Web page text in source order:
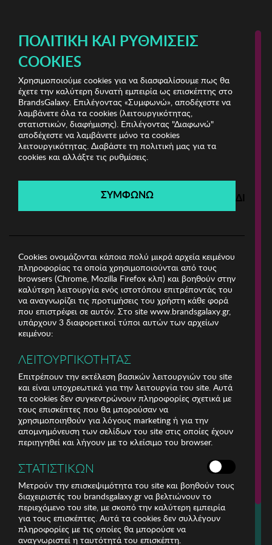
L'Oreal Paris & More ΟΜΟΡΦΙΑ
L'Oreal Paris & More
Λήγει σε: 00ημέρες | 00ώρες 00λεπτά 00δευτ.
Filters
ΕΞΥΠΗΡΕΤΗΣΗ ΠΕΛΑΤΩΝ
Για τηλεφωνικές παραγγελίες καλέστε
211 18 94 400
(Δευτέρα έως Παρασκευή 9:30 - 14:30 & 24ώρες Φωνητική Πύλη)
ΠΟΛΙΤΙΚΉ ΚΑΙ ΡΥΘΜΊΣΕΙΣ
COOKIES
Χρησιμοποιούμε cookies για να διασφαλίσουμε πως θα
έχετε την καλύτερη δυνατή εμπειρία ως επισκέπτης στο
BrandsGalaxy. Επιλέγοντας «Συμφωνώ», αποδέχεστε να
λαμβάνετε όλα τα cookies (λειτουργικότητας,
στατιστικών, διαφήμισης). Επιλέγοντας "Διαφωνώ"
αποδέχεστε να λαμβάνετε μόνο τα cookies
λειτουργικότητας. Διαβάστε τη πολιτική μας για τα
cookies και αλλάξτε τις ρυθμίσεις.
ΣΥΜΦΩΝΩ
Cookies ονομάζονται κάποια πολύ μικρά αρχεία κειμένου
πληροφορίας τα οποία χρησιμοποιούνται από τους
browsers (Chrome, Mozilla Firefox κλπ) και βοηθούν στην
καλύτερη λειτουργία ενός ιστοτόπου επιτρέποντάς του
να αναγνωρίζει τις προτιμήσεις του χρήστη κάθε φορά
που επιστρέφει σε αυτόν. Στο site www.brandsgalaxy.gr,
υπάρχουν 3 διαφορετικοί τύποι αυτών των αρχείων
κειμένου:
ΛΕΙΤΟΥΡΓΙΚΟΤΗΤΑΣ
Επιτρέπουν την εκτέλεση βασικών λειτουργιών του site
και είναι υποχρεωτικά για την λειτουργία του site. Αυτά
τα cookies δεν συγκεντρώνουν πληροφορίες σχετικά με
τους επισκέπτες που θα μπορούσαν να
χρησιμοποιηθούν για λόγους marketing ή για την
απομνημόνευση των σελίδων του site στις οποίες έχουν
περιηγηθεί και λήγουν με το κλείσιμο του browser.
ΣΤΑΤΙΣΤΙΚΩΝ
Μετρούν την επισκεψιμότητα του site και βοηθούν τους
διαχειριστές του brandsgalaxy.gr να βελτιώνουν το
περιεχόμενο του site, με σκοπό την καλύτερη εμπειρία
για τους επισκέπτες. Αυτά τα cookies δεν συλλέγουν
πληροφορίες με τις οποίες θα μπορούσε να
αναγνωριστεί η ταυτότητά του επισκέπτη.